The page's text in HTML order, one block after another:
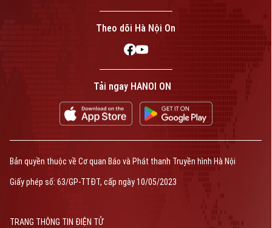
Theo dõi Hà Nội On
Tải ngay HANOI ON
Bản quyền thuộc về Cơ quan Báo và Phát thanh Truyền hình Hà Nội
Giấy phép số: 63/GP-TTĐT, cấp ngày 10/05/2023
TRANG THÔNG TIN ĐIỆN TỬ